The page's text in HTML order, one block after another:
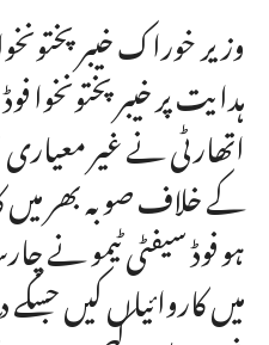
وزیر خوراک
ہدایت پر خیبرپختونخوا
اتھارٹی نے غیر
کے خلاف صوبہ بھر میں
ہو فوڈ سیفٹی ٹیمو نے
میں کاروائیاں کیں